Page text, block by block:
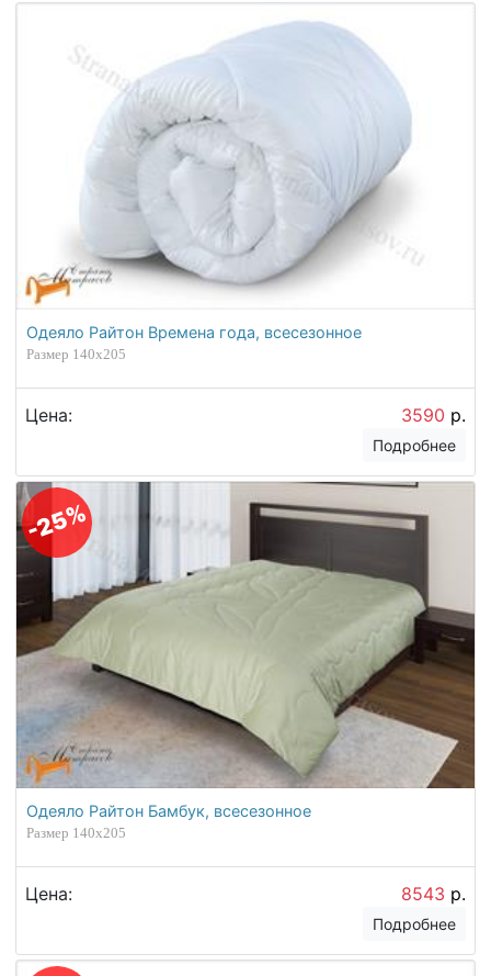
Одеяло Райтон Времена года, всесезонное
Размер 140х205
Цена: 3590 р.
Подробнее
-25%
Одеяло Райтон Бамбук, всесезонное
Размер 140х205
Цена: 8543 р.
Подробнее